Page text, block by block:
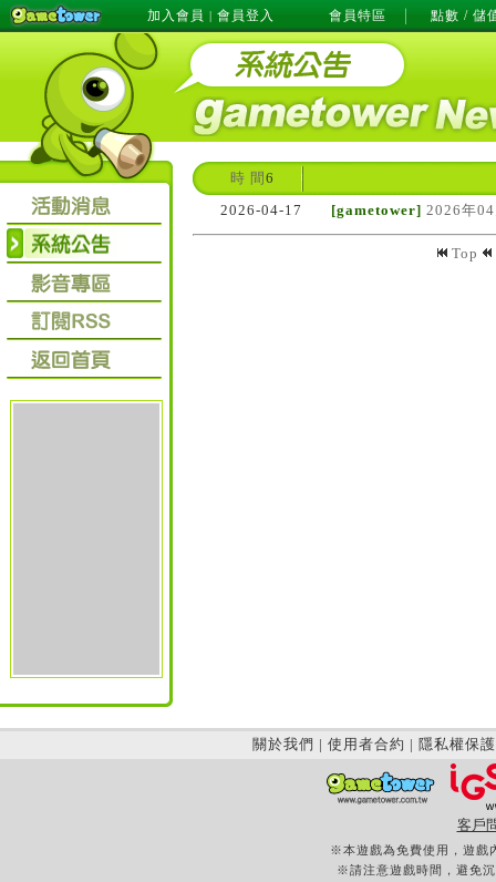
加入會員 | 會員登入 會員特區 點數 / 儲
時 間 6
2026-04-17
[gametower] 2026年
Top
關於我們 | 使用者合約 | 隱私權保護
客戶
※本遊戲為免費使用，遊戲
※請注意遊戲時間，避免